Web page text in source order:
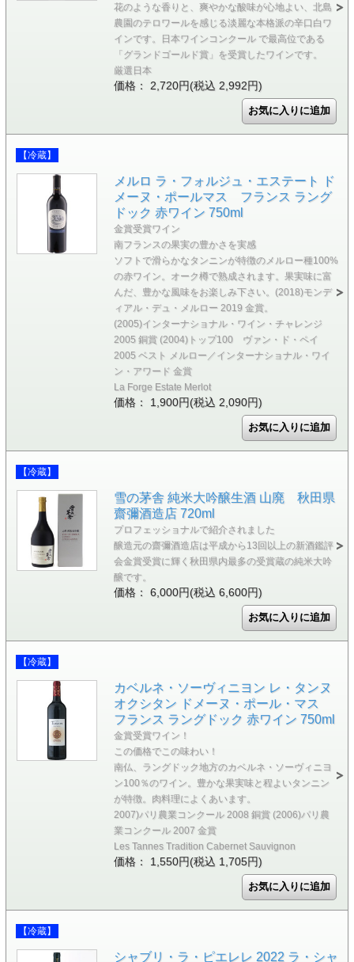
花のような香りと、爽やかな酸味が心地よい、北島
農園のテロワールを感じる淡麗な本格派の辛口白ワ
インです。日本ワインコンクール で最高位である
「グランドゴールド賞」を受賞したワインです。
厳選日本
価格： 2,720円(税込 2,992円)
【冷蔵】
メルロ ラ・フォルジュ・エステート ド
メーヌ・ポールマス フランス ラング
ドック 赤ワイン 750ml
金賞受賞ワイン
南フランスの果実の豊かさを実感
ソフトで滑らかなタンニンが特徴のメルロー種100%
の赤ワイン。オーク樽で熟成されます。果実味に富
んだ、豊かな風味をお楽しみ下さい。(2018)モンデ
ィアル・デュ・メルロー 2019 金賞。
(2005)インターナショナル・ワイン・チャレンジ
2005 銅賞 (2004)トップ100 ヴァン・ド・ペイ
2005 ベスト メルロー／インターナショナル・ワイ
ン・アワード 金賞
La Forge Estate Merlot
価格： 1,900円(税込 2,090円)
【冷蔵】
雪の茅舎 純米大吟醸生酒 山廃 秋田県
齋彌酒造店 720ml
プロフェッショナルで紹介されました
醸造元の齋彌酒造店は平成から13回以上の新酒鑑評
会金賞受賞に輝く秋田県内最多の受賞蔵の純米大吟
醸です。
価格： 6,000円(税込 6,600円)
【冷蔵】
カベルネ・ソーヴィニヨン レ・タンヌ
オクシタン ドメーヌ・ポール・マス
フランス ラングドック 赤ワイン 750ml
金賞受賞ワイン！
この価格でこの味わい！
南仏、ラングドック地方のカベルネ・ソーヴィニヨ
ン100％のワイン。豊かな果実味と程よいタンニン
が特徴。肉料理によくあいます。
2007)パリ農業コンクール 2008 銅賞 (2006)パリ農
業コンクール 2007 金賞
Les Tannes Tradition Cabernet Sauvignon
価格： 1,550円(税込 1,705円)
【冷蔵】
シャブリ・ラ・ピエレレ 2022 ラ・シャ